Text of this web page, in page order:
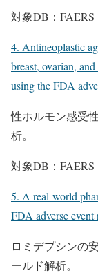
対象DB：FAERS
4. Antineoplastic
breast, ovarian,
using the FDA
性ホルモン感受
析。
対象DB：FAERS
5. A real-world
FDA adverse event
ロミデプシンの
ールド解析。